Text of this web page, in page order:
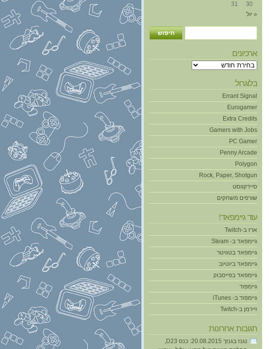
30
31
« יול
ארכיונים
ארכיונים
בלוגרול
Errant Signal
Eurogamer
Extra Credits
Gamers with Jobs
PC Gamer
Penny Arcade
Polygon
Rock, Paper, Shotgun
סיידקווסט
שורפים משחקים
עוד גיימפאד!
ארז ב-Twitch
גיימפאד ב- Steam
גיימפאד בטוויטר
גיימפאד ביוטיוב
גיימפאד בפייסבוק
גיימפוד
גיימפוד ב- iTunes
זיירמן ב-Twitch
תגובות אחרונות
נגנז בגנזך 20.08.2015: כנס D23,